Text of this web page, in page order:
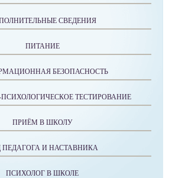
СВЕДЕНИЯ
ПИТАНИЕ
БЕЗОПАСНОСТЬ
ТЕСТИРОВАНИЕ
ПРИЁМ В ШКОЛУ
ПЕДАГОГА И НАСТАВНИКА
ПСИХОЛОГ В ШКОЛЕ